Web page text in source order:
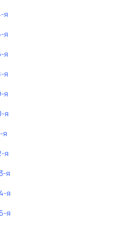
я
я
я
я
я
я
я
я
я
я
я